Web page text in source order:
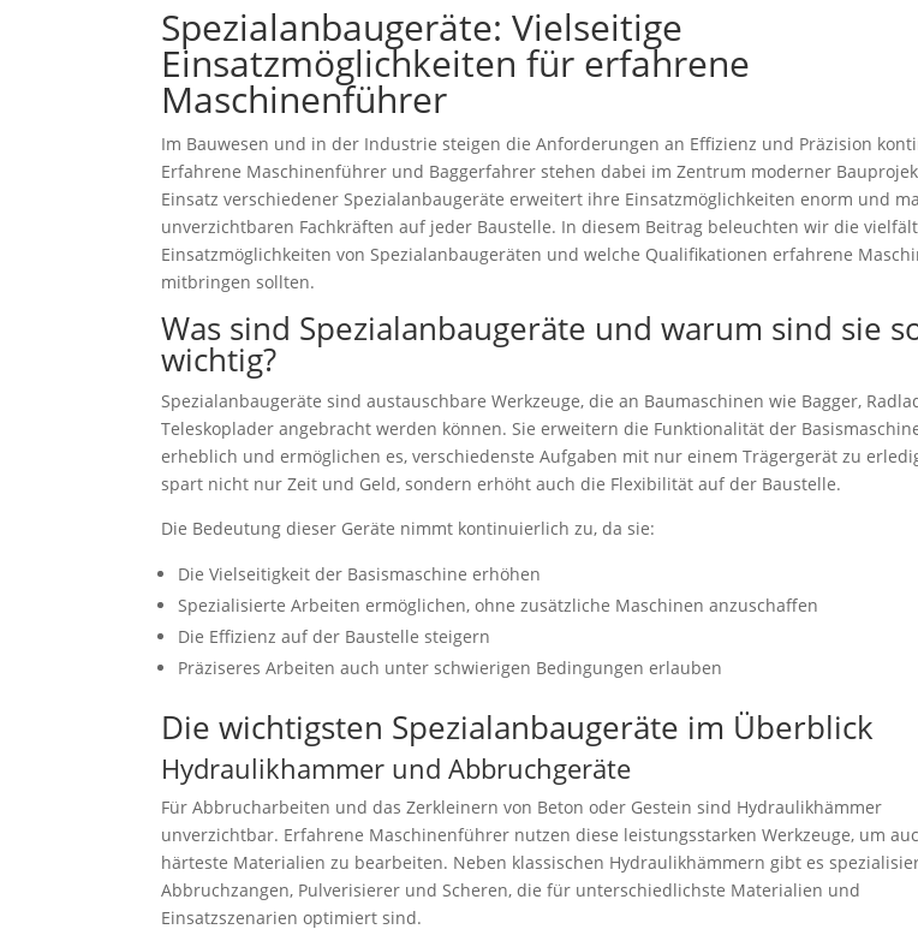
Spezialanbaugeräte: Vielseitige
Einsatzmöglichkeiten für erfahrene
Maschinenführer
Im Bauwesen und in der Industrie steigen die Anforderungen an Effizienz und Präzision
Erfahrene Maschinenführer und Baggerfahrer stehen dabei im Zentrum moderner
Einsatz verschiedener Spezialanbaugeräte erweitert ihre Einsatzmöglichkeiten enorm und
unverzichtbaren Fachkräften auf jeder Baustelle. In diesem Beitrag beleuchten wir die
Einsatzmöglichkeiten von Spezialanbaugeräten und welche Qualifikationen erfahrene
mitbringen sollten.
Was sind Spezialanbaugeräte und warum sind sie
wichtig?
Spezialanbaugeräte sind austauschbare Werkzeuge, die an Baumaschinen wie Bagger,
Teleskoplader angebracht werden können. Sie erweitern die Funktionalität der
erheblich und ermöglichen es, verschiedenste Aufgaben mit nur einem Trägergerät zu
spart nicht nur Zeit und Geld, sondern erhöht auch die Flexibilität auf der Baustelle.
Die Bedeutung dieser Geräte nimmt kontinuierlich zu, da sie:
Die Vielseitigkeit der Basismaschine erhöhen
Spezialisierte Arbeiten ermöglichen, ohne zusätzliche Maschinen anzuschaffen
Die Effizienz auf der Baustelle steigern
Präziseres Arbeiten auch unter schwierigen Bedingungen erlauben
Die wichtigsten Spezialanbaugeräte im Überblick
Hydraulikhammer und Abbruchgeräte
Für Abbrucharbeiten und das Zerkleinern von Beton oder Gestein sind Hydraulikhämmer
unverzichtbar. Erfahrene Maschinenführer nutzen diese leistungsstarken Werkzeuge, um
härteste Materialien zu bearbeiten. Neben klassischen Hydraulikhämmern gibt es
Abbruchzangen, Pulverisierer und Scheren, die für unterschiedlichste Materialien und
Einsatzszenarien optimiert sind.